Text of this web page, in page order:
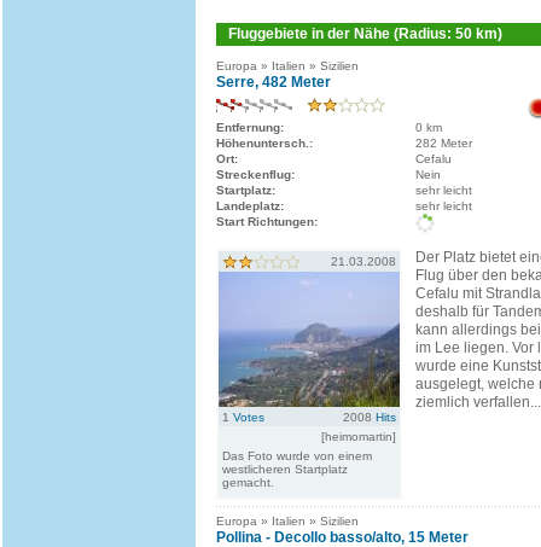
Fluggebiete in der Nähe (Radius: 50 km)
Europa » Italien » Sizilien
Serre, 482 Meter
Entfernung:
0 km
Höhenuntersch.:
282 Meter
Ort:
Cefalu
Streckenflug:
Nein
Startplatz:
sehr leicht
Landeplatz:
sehr leicht
Start Richtungen:
21.03.2008
1 Votes 2008 Hits
[heimomartin]
Das Foto wurde von einem
westlicheren Startplatz
gemacht.
Der Platz bietet
Flug über den
Cefalu mit
deshalb für
kann allerdings
im Lee liegen. Vor
wurde eine
ausgelegt, welche
ziemlich verfallen...
Europa » Italien » Sizilien
Pollina - Decollo basso/alto, 15 Meter